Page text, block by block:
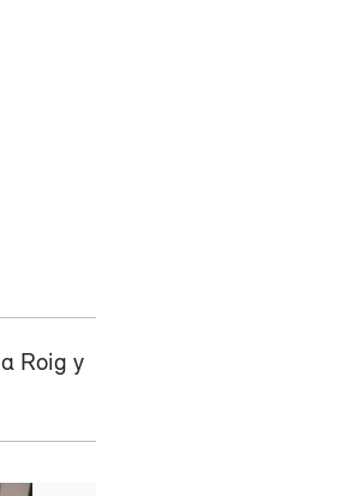
Roig y